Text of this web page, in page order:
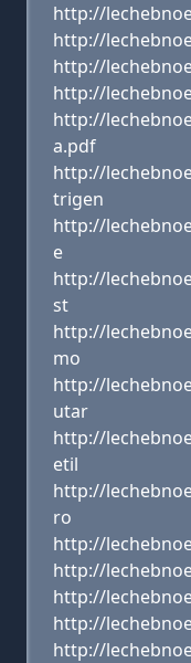
http://
http://
http://
http://
http://
a.pdf
http://
trigen
http://
e
http://
st
http://
mo
http://
utar
http://
etil
http://
ro
http://
http://
http://
http://
http://